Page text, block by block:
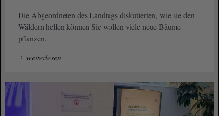
Die Abgeordneten des Landtags diskutierten, wie sie den
Wäldern helfen können Sie wollen viele neue Bäume
pflanzen.
weiterlesen